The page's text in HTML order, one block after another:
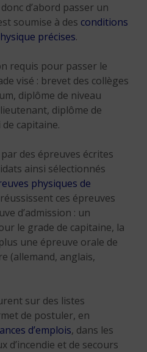
d’abord passer un
soumise à des conditions
précises.
requis pour passer le
visé : brevet des collèges
diplôme de niveau
diplôme de
capitaine.
des épreuves écrites
ainsi sélectionnés
physiques de
ces épreuves
d’admission : un
le grade de capitaine, la
une épreuve orale de
(allemand, anglais,
sur des listes
de postuler, en
d’emplois, dans les
d’incendie et de secours